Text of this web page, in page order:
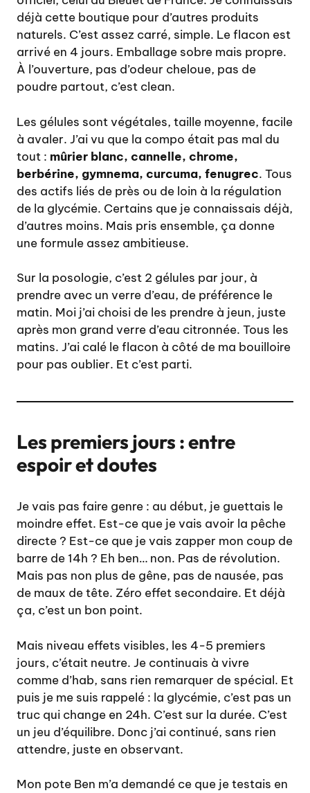
déjà cette boutique pour d’autres produits
naturels. C’est assez carré, simple. Le flacon est
arrivé en 4 jours. Emballage sobre mais propre.
À l’ouverture, pas d’odeur cheloue, pas de
poudre partout, c’est clean.
Les gélules sont végétales, taille moyenne, facile
à avaler. J’ai vu que la compo était pas mal du
tout : mûrier blanc, cannelle, chrome,
berbérine, gymnema, curcuma, fenugrec. Tous
des actifs liés de près ou de loin à la régulation
de la glycémie. Certains que je connaissais déjà,
d’autres moins. Mais pris ensemble, ça donne
une formule assez ambitieuse.
Sur la posologie, c’est 2 gélules par jour, à
prendre avec un verre d’eau, de préférence le
matin. Moi j’ai choisi de les prendre à jeun, juste
après mon grand verre d’eau citronnée. Tous les
matins. J’ai calé le flacon à côté de ma bouilloire
pour pas oublier. Et c’est parti.
Les premiers jours : entre
espoir et doutes
Je vais pas faire genre : au début, je guettais le
moindre effet. Est-ce que je vais avoir la pêche
directe ? Est-ce que je vais zapper mon coup de
barre de 14h ? Eh ben… non. Pas de révolution.
Mais pas non plus de gêne, pas de nausée, pas
de maux de tête. Zéro effet secondaire. Et déjà
ça, c’est un bon point.
Mais niveau effets visibles, les 4-5 premiers
jours, c’était neutre. Je continuais à vivre
comme d’hab, sans rien remarquer de spécial. Et
puis je me suis rappelé : la glycémie, c’est pas un
truc qui change en 24h. C’est sur la durée. C’est
un jeu d’équilibre. Donc j’ai continué, sans rien
attendre, juste en observant.
Mon pote Ben m’a demandé ce que je testais en